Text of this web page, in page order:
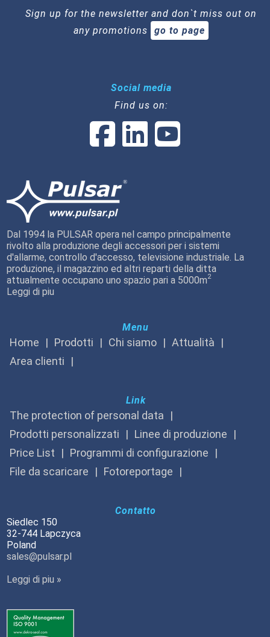
Sign up for the newsletter and don`t miss out on
any promotions
go to page
Social media
Find us on:
Dal 1994 la PULSAR opera nel campo principalmente
rivolto alla produzione degli accessori per i sistemi
d'allarme, controllo d'accesso, televisione industriale. La
produzione, il magazzino ed altri reparti della ditta
attualmente occupano uno spazio pari a 5000m2
Leggi di piu
Menu
Home Prodotti Chi siamo
Attualità
Area clienti
Link
The protection of personal data
Prodotti personalizzati
Linee di produzione
Price List
Programmi di configurazione
File da scaricare
Fotoreportage
Contatto
Siedlec 150
32-744 Lapczyca
Poland
sales@pulsar.pl
Leggi di piu »